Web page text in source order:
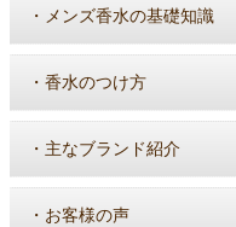
・ メンズ香水の基礎知識
・ 香水のつけ方
・ 主なブランド紹介
・ お客様の声